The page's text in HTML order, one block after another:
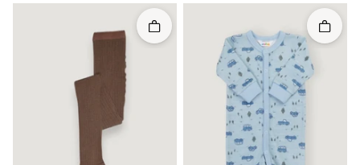
Rapid în coș Rapid